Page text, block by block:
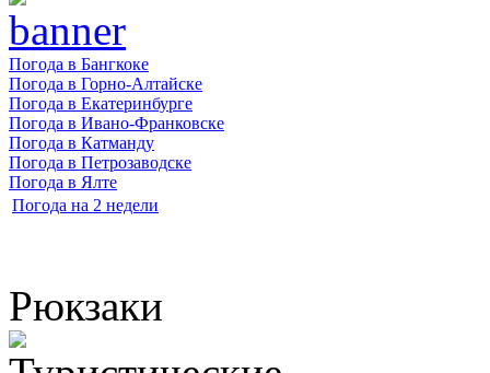
Погода в Бангкоке
Погода в Горно-Алтайске
Погода в Екатеринбурге
Погода в Ивано-Франковске
Погода в Катманду
Погода в Петрозаводске
Погода в Ялте
Погода на 2 недели
Рюкзаки